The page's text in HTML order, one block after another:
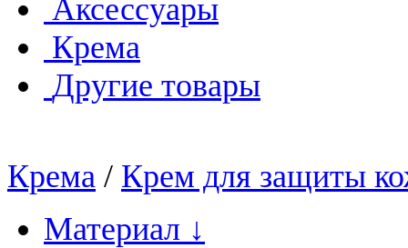
Аксессуары
Крема
Другие товары
Крема / Крем для защиты
Материал ↓